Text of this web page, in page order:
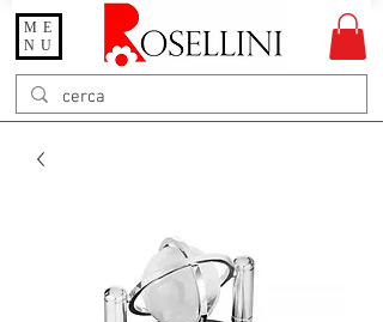
Gioielleria Rosellini
Rosellini online
ME
NU